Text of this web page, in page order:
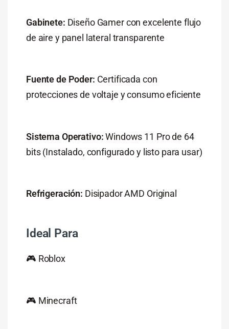
Gabinete: Diseño Gamer con excelente flujo
de aire y panel lateral transparente
Fuente de Poder: Certificada con
protecciones de voltaje y consumo eficiente
Sistema Operativo:Windows 11 Pro de 64
bits (Instalado, configurado y listo para usar)
Refrigeración: Disipador AMD Original
Ideal Para
🎮 Roblox
🎮 Minecraft